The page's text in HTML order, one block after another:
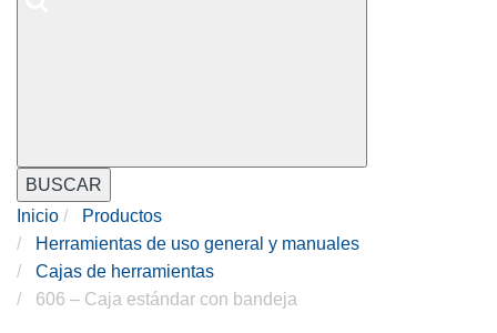
BUSCAR
Inicio
Productos
Herramientas de uso general y manuales
Cajas de herramientas
606 – Caja estándar con bandeja